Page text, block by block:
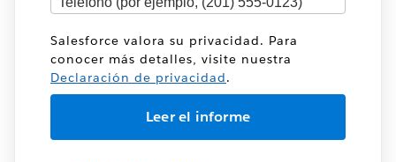
Salesforce valora su privacidad. Para
conocer más detalles, visite nuestra
Declaración de privacidad.